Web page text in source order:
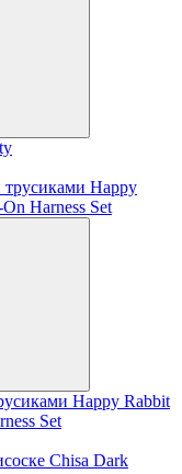
Happy Rabbit
Set